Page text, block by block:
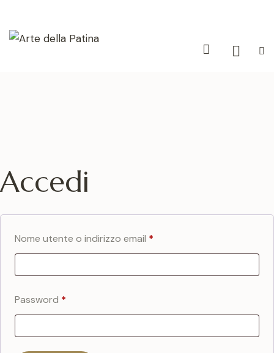
Accedi
Nome utente o indirizzo email *
Password *